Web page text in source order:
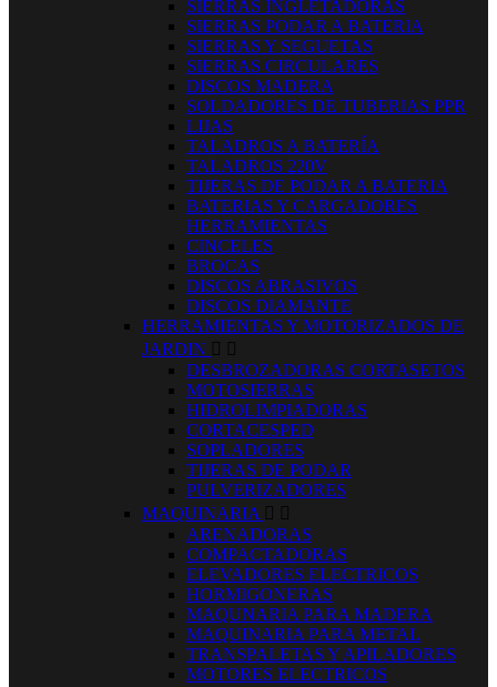
SIERRAS INGLETADORAS
SIERRAS PODAR A BATERIA
SIERRAS Y SEGUETAS
SIERRAS CIRCULARES
DISCOS MADERA
SOLDADORES DE TUBERIAS PPR
LIJAS
TALADROS A BATERÍA
TALADROS 220V
TIJERAS DE PODAR A BATERIA
BATERIAS Y CARGADORES
HERRAMIENTAS
CINCELES
BROCAS
DISCOS ABRASIVOS
DISCOS DIAMANTE
HERRAMIENTAS Y MOTORIZADOS DE
JARDIN  
DESBROZADORAS CORTASETOS
MOTOSIERRAS
HIDROLIMPIADORAS
CORTACESPED
SOPLADORES
TIJERAS DE PODAR
PULVERIZADORES
MAQUINARIA  
ARENADORAS
COMPACTADORAS
ELEVADORES ELECTRICOS
HORMIGONERAS
MAQUNARIA PARA MADERA
MAQUINARIA PARA METAL
TRANSPALETAS Y APILADORES
MOTORES ELECTRICOS